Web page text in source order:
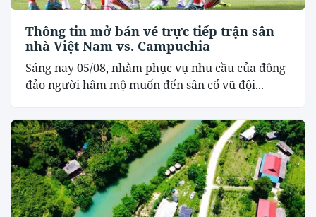
Thông tin mở bán vé trực tiếp trận sân
nhà Việt Nam vs. Campuchia
Sáng nay 05/08, nhằm phục vụ nhu cầu của đông
đảo người hâm mộ muốn đến sân cổ vũ đội...